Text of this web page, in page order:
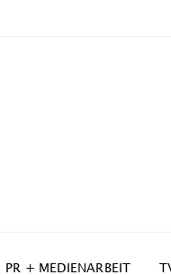
PR + MEDIENARBEIT